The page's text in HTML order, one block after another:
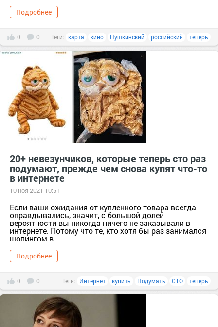
Подробнее
0 0 Теги: карта кино Пушкинский российский теперь
20+ невезунчиков, которые теперь сто раз
подумают, прежде чем снова купят что-то
в интернете
10 ноя 2021 10:51
Если ваши ожидания от купленного товара всегда
оправдывались, значит, с большой долей
вероятности вы никогда ничего не заказывали в
интернете. Потому что те, кто хотя бы раз занимался
шопингом в...
Подробнее
0 0 Теги: Интернет купить Подумать СТО теперь